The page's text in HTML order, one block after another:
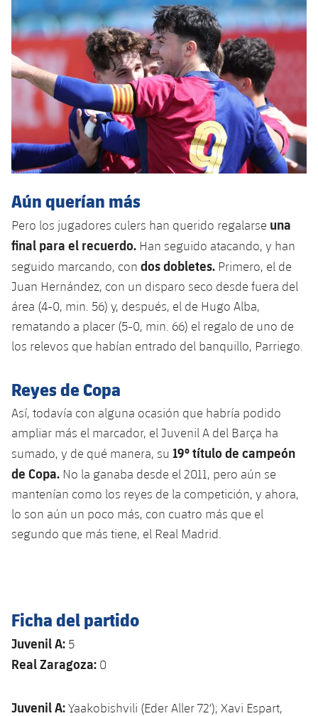
Aún querían más
Pero los jugadores culers han querido regalarse una
final para el recuerdo. Han seguido atacando, y han
seguido marcando, con dos dobletes. Primero, el de
Juan Hernández, con un disparo seco desde fuera del
área (4-0, min. 56) y, después, el de Hugo Alba,
rematando a placer (5-0, min. 66) el regalo de uno de
los relevos que habían entrado del banquillo, Parriego.
Reyes de Copa
Así, todavía con alguna ocasión que habría podido
ampliar más el marcador, el Juvenil A del Barça ha
sumado, y de qué manera, su 19º título de campeón
de Copa. No la ganaba desde el 2011, pero aún se
mantenían como los reyes de la competición, y ahora,
lo son aún un poco más, con cuatro más que el
segundo que más tiene, el Real Madrid.
Ficha del partido
Juvenil A: 5
Real Zaragoza: 0
Juvenil A:Yaakobishvili (Eder Aller 72'); Xavi Espart,